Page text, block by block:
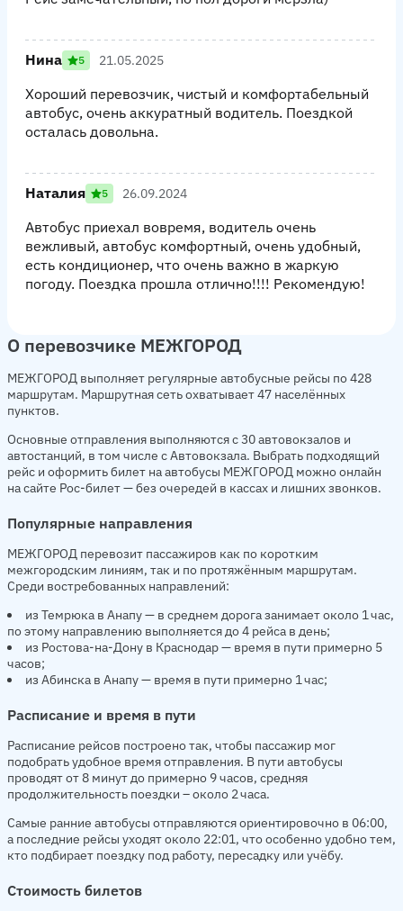
Нина 5 21.05.2025
Хороший перевозчик, чистый и комфортабельный
автобус, очень аккуратный водитель. Поездкой
осталась довольна.
Наталия 5 26.09.2024
Автобус приехал вовремя, водитель очень
вежливый, автобус комфортный, очень удобный,
есть кондиционер, что очень важно в жаркую
погоду. Поездка прошла отлично!!!! Рекомендую!
О перевозчике МЕЖГОРОД
МЕЖГОРОД выполняет регулярные автобусные рейсы по 428
маршрутам. Маршрутная сеть охватывает 47 населённых
пунктов.
Основные отправления выполняются с 30 автовокзалов и
автостанций, в том числе с Автовокзала. Выбрать подходящий
рейс и оформить билет на автобусы МЕЖГОРОД можно онлайн
на сайте Рос-билет — без очередей в кассах и лишних звонков.
Популярные направления
МЕЖГОРОД перевозит пассажиров как по коротким
межгородским линиям, так и по протяжённым маршрутам.
Среди востребованных направлений:
из Темрюка в Анапу — в среднем дорога занимает около 1 час,
по этому направлению выполняется до 4 рейса в день;
из Ростова-на-Дону в Краснодар — время в пути примерно 5
часов;
из Абинска в Анапу — время в пути примерно 1 час;
Расписание и время в пути
Расписание рейсов построено так, чтобы пассажир мог
подобрать удобное время отправления. В пути автобусы
проводят от 8 минут до примерно 9 часов, средняя
продолжительность поездки – около 2 часа.
Самые ранние автобусы отправляются ориентировочно в 06:00,
а последние рейсы уходят около 22:01, что особенно удобно тем,
кто подбирает поездку под работу, пересадку или учёбу.
Стоимость билетов